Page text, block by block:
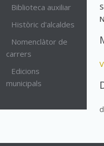
Biblioteca auxiliar
Històric d'alcaldes
Nomenclàtor de
carrers
Edicions
municipals